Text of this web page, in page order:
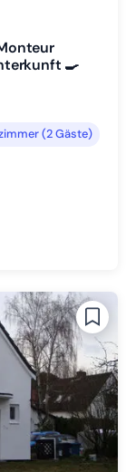
🍳
(2 Gäste)